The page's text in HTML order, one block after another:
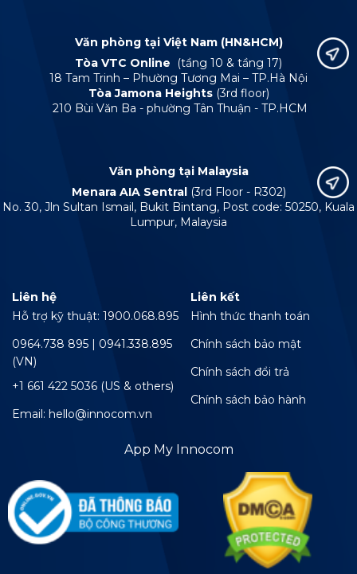
Văn phòng tại Việt Nam (HN&HCM)
Tòa VTC Online
(tầng 10 & tầng 17)
18 Tam Trinh – Phường Tương Mai – TP.Hà Nội
Tòa Jamona Heights (3rd floor)
210 Bùi Văn Ba - phường Tân Thuận - TP.HCM
Văn phòng tại Malaysia
Menara AIA Sentral (3rd Floor - R302)
No. 30, Jln Sultan Ismail, Bukit Bintang, Post code: 50250, Kuala
Lumpur, Malaysia
Liên hệ
Hỗ trợ kỹ thuật: 1900.068.895
0964.738 895 | 0941.338.895
(VN)
+1 661 422 5036 (US & others)
Email: hello@innocom.vn
Liên kết
Hình thức thanh toán
Chính sách bảo mật
Chính sách đổi trả
Chính sách bảo hành
App My Innocom